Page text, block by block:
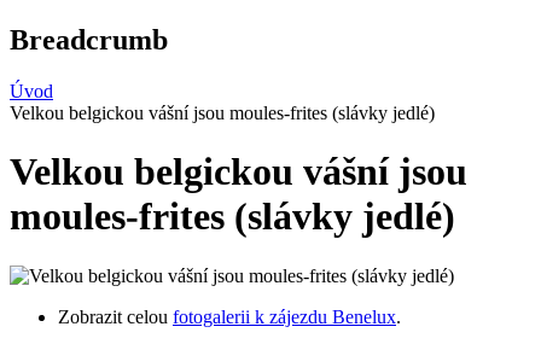
Breadcrumb
Úvod
Velkou belgickou vášní jsou moules-frites (slávky jedlé)
Velkou belgickou vášní jsou
moules-frites (slávky jedlé)
Zobrazit celou fotogalerii k zájezdu Benelux.